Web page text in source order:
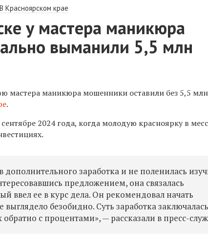
В Красноярском крае
у мастера маникюра
выманили 5,5 млн
мастера маникюра мошенники оставили без 5,5
.
2024 года, когда молодую красноярку в
заработка и не поленилась
предложением, она связалась
ввел ее в курс дела. Он рекомендовал начать
безобидно. Суть заработка заключалась
с процентами», — рассказали в пресс-